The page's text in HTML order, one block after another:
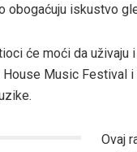
obogaćuju iskustvo
će moći da
Music Festival
Ovaj